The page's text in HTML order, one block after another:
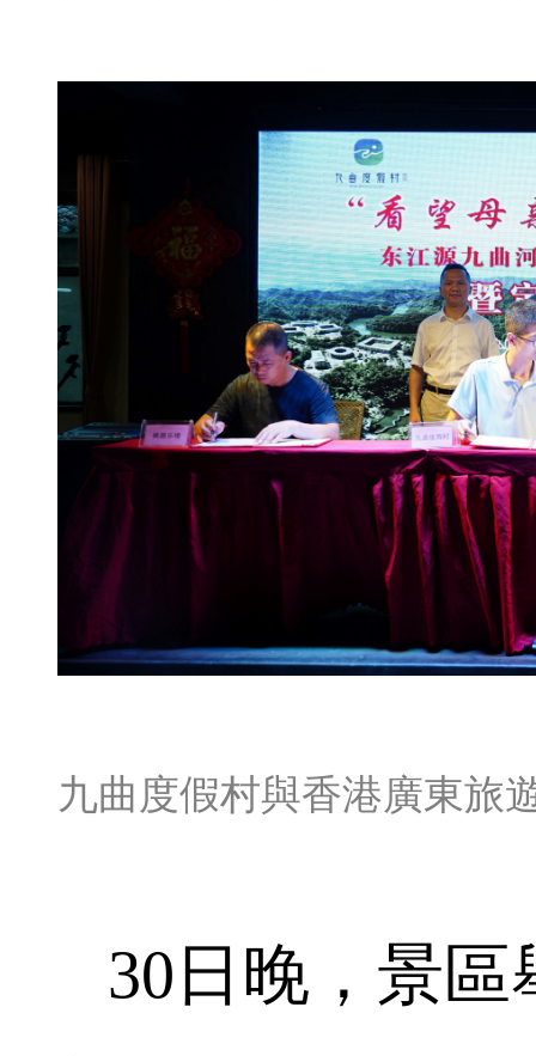
九曲度假村與香港廣東旅
30日晚，景區